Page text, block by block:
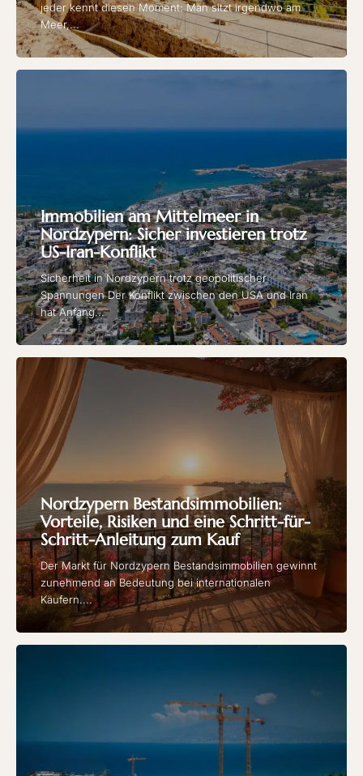
jeder kennt diesen Moment: Man sitzt irgendwo am
Meer,...
Immobilien am Mittelmeer in
Nordzypern: Sicher investieren trotz
US-Iran-Konflikt
Sicherheit in Nordzypern trotz geopolitischer
Spannungen Der Konflikt zwischen den USA und Iran
hat Anfang...
Nordzypern Bestandsimmobilien:
Vorteile, Risiken und eine Schritt-für-
Schritt-Anleitung zum Kauf
Der Markt für Nordzypern Bestandsimmobilien gewinnt
zunehmend an Bedeutung bei internationalen
Käufern....